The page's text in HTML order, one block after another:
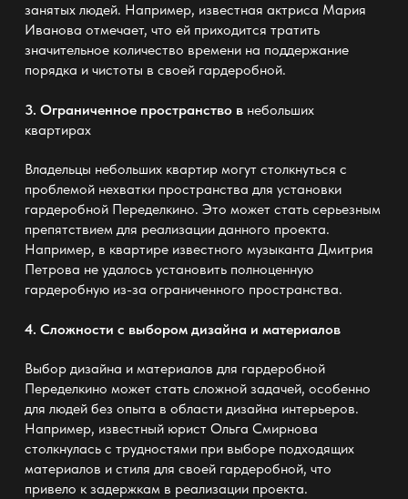
занятых людей. Например, известная актриса Мария
Иванова отмечает, что ей приходится тратить
значительное количество времени на поддержание
порядка и чистоты в своей гардеробной.
3. Ограниченное пространство в небольших
квартирах
Владельцы небольших квартир могут столкнуться с
проблемой нехватки пространства для установки
гардеробной Переделкино. Это может стать серьезным
препятствием для реализации данного проекта.
Например, в квартире известного музыканта Дмитрия
Петрова не удалось установить полноценную
гардеробную из-за ограниченного пространства.
4. Сложности с выбором дизайна и материалов
Выбор дизайна и материалов для гардеробной
Переделкино может стать сложной задачей, особенно
для людей без опыта в области дизайна интерьеров.
Например, известный юрист Ольга Смирнова
столкнулась с трудностями при выборе подходящих
материалов и стиля для своей гардеробной, что
привело к задержкам в реализации проекта.